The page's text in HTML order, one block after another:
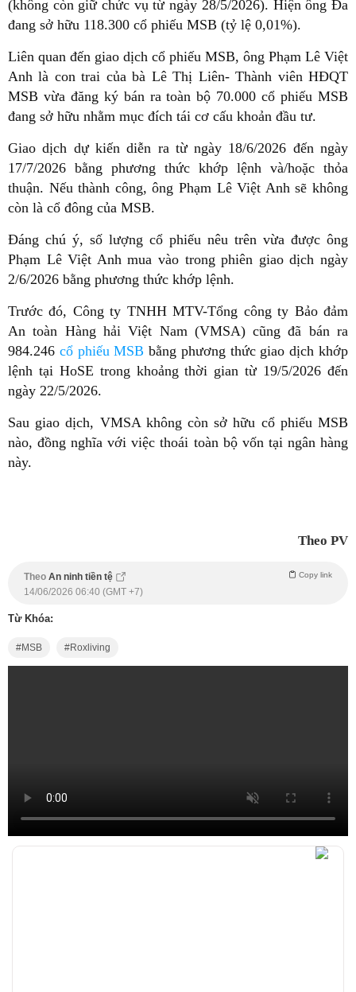
(không còn giữ chức vụ từ ngày 28/5/2026). Hiện ông Đa
đang sở hữu 118.300 cổ phiếu MSB (tỷ lệ 0,01%).
Liên quan đến giao dịch cổ phiếu MSB, ông Phạm Lê Việt
Anh là con trai của bà Lê Thị Liên- Thành viên HĐQT
MSB vừa đăng ký bán ra toàn bộ 70.000 cổ phiếu MSB
đang sở hữu nhằm mục đích tái cơ cấu khoản đầu tư.
Giao dịch dự kiến diễn ra từ ngày 18/6/2026 đến ngày
17/7/2026 bằng phương thức khớp lệnh và/hoặc thỏa
thuận. Nếu thành công, ông Phạm Lê Việt Anh sẽ không
còn là cổ đông của MSB.
Đáng chú ý, số lượng cổ phiếu nêu trên vừa được ông
Phạm Lê Việt Anh mua vào trong phiên giao dịch ngày
2/6/2026 bằng phương thức khớp lệnh.
Trước đó, Công ty TNHH MTV-Tổng công ty Bảo đảm
An toàn Hàng hải Việt Nam (VMSA) cũng đã bán ra
984.246 cổ phiếu MSB bằng phương thức giao dịch khớp
lệnh tại HoSE trong khoảng thời gian từ 19/5/2026 đến
ngày 22/5/2026.
Sau giao dịch, VMSA không còn sở hữu cổ phiếu MSB
nào, đồng nghĩa với việc thoái toàn bộ vốn tại ngân hàng
này.
Theo PV
Theo An ninh tiền tệ Copy link
14/06/2026 06:40 (GMT +7)
Từ Khóa:
MSB Roxliving